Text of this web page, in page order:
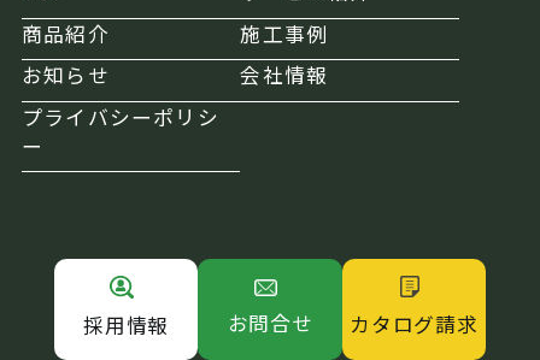
商品紹介
施工事例
お知らせ
会社情報
プライバシーポリシ
ー
採用情報 お問合せ カタログ請求